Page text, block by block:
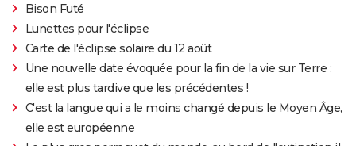
Bison Futé
Lunettes pour l'éclipse
Carte de l'éclipse solaire du 12 août
Une nouvelle date évoquée pour la fin de la vie sur Terre :
elle est plus tardive que les précédentes !
C'est la langue qui a le moins changé depuis le Moyen Âge,
elle est européenne